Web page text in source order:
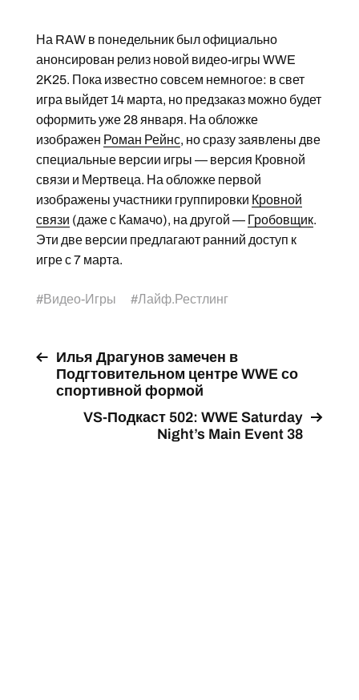
На RAW в понедельник был официально
анонсирован релиз новой видео-игры WWE
2K25. Пока известно совсем немногое: в свет
игра выйдет 14 марта, но предзаказ можно будет
оформить уже 28 января. На обложке
изображен Роман Рейнс, но сразу заявлены две
специальные версии игры — версия Кровной
связи и Мертвеца. На обложке первой
изображены участники группировки Кровной
связи (даже с Камачо), на другой — Гробовщик.
Эти две версии предлагают ранний доступ к
игре с 7 марта.
#Видео-Игры #Лайф.Рестлинг
Илья Драгунов замечен в
Подгтовительном центре WWE со
спортивной формой
VS-Подкаст 502: WWE Saturday
Night’s Main Event 38